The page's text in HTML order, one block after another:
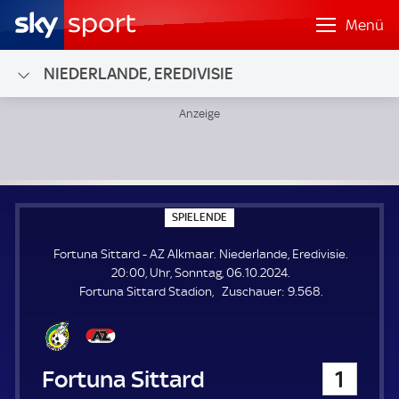
Menü
NIEDERLANDE, EREDIVISIE
SPIELENDE
P
E
L
E
N
Fortuna Sittard - AZ Alkmaar. Niederlande, Eredivisie.
20:00, Uhr, Sonntag, 06.10.2024.
Fortuna Sittard Stadion
Zuschauer: Z
9.568.
Fortuna Sittard 1